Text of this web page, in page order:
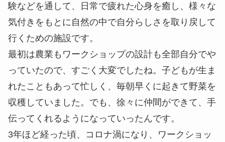
験などを通して、日常で疲れた心身を癒し、様々な
気付きをもとに自然の中で自分らしさを取り戻して
行くための施設です。
最初は農業もワークショップの設計も全部自分でや
っていたので、すごく大変でしたね。子どもが生ま
れたこともあって忙しく、毎朝早くに起きて野菜を
収穫していました。でも、徐々に仲間ができて、手
伝ってくれるようになっていったんです。
3年ほど経った頃、コロナ渦になり、ワークショッ